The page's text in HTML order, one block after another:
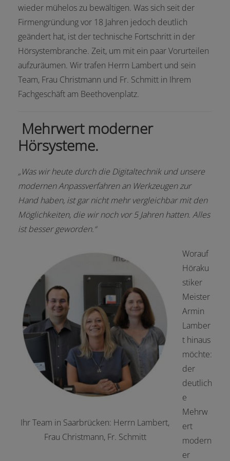
wieder mühelos zu bewältigen. Was sich seit der
Firmengründung vor 18 Jahren jedoch deutlich
geändert hat, ist der technische Fortschritt in der
Hörsystembranche. Zeit, um mit ein paar Vorurteilen
aufzuräumen. Wir trafen Herrn Lambert und sein
Team, Frau Christmann und Fr. Schmitt in Ihrem
Fachgeschäft am Beethovenplatz.
Mehrwert moderner
Hörsysteme.
„Was wir heute durch die Digitaltechnik und unsere
modernen Anpassverfahren an Werkzeugen zur
Hand haben, ist gar nicht mehr vergleichbar mit den
Möglichkeiten, die wir noch vor 5 Jahren hatten. Alles
ist besser geworden.“
Ihr Team in Saarbrücken: Herrn Lambert,
Frau Christmann, Fr. Schmitt
Worauf
Höraku
stiker
Meister
Armin
Lamber
t hinaus
möchte:
der
deutlich
e
Mehrw
ert
modern
er